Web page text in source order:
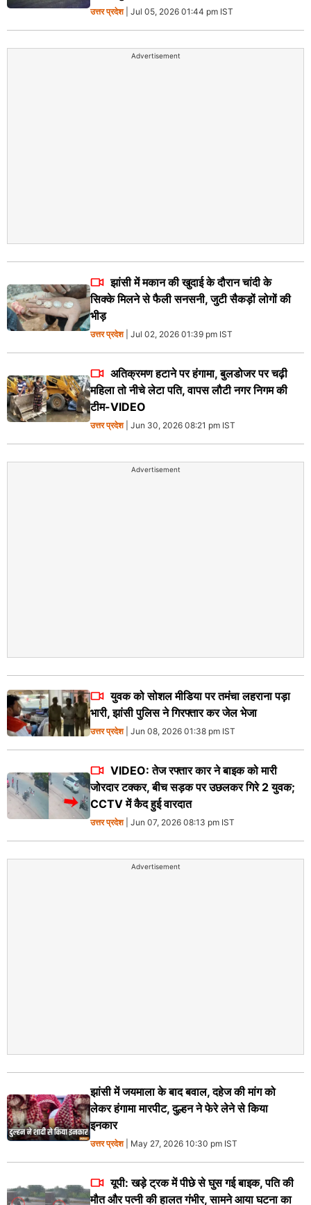
उत्तर प्रदेश| Jul 05, 2026 01:44 pm IST
Advertisement
झांसी में मकान की खुदाई के दौरान चांदी के
सिक्के मिलने से फैली सनसनी, जुटी सैकड़ों लोगों की
भीड़
उत्तर प्रदेश| Jul 02, 2026 01:39 pm IST
अतिक्रमण हटाने पर हंगामा, बुलडोजर पर चढ़ी
महिला तो नीचे लेटा पति, वापस लौटी नगर निगम की
टीम-VIDEO
उत्तर प्रदेश| Jun 30, 2026 08:21 pm IST
Advertisement
युवक को सोशल मीडिया पर तमंचा लहराना पड़ा
भारी, झांसी पुलिस ने गिरफ्तार कर जेल भेजा
उत्तर प्रदेश| Jun 08, 2026 01:38 pm IST
VIDEO: तेज रफ्तार कार ने बाइक को मारी
जोरदार टक्कर, बीच सड़क पर उछलकर गिरे 2 युवक;
CCTV में कैद हुई वारदात
उत्तर प्रदेश| Jun 07, 2026 08:13 pm IST
Advertisement
झांसी में जयमाला के बाद बवाल, दहेज की मांग को
लेकर हंगामा मारपीट, दुल्हन ने फेरे लेने से किया
इनकार
उत्तर प्रदेश| May 27, 2026 10:30 pm IST
यूपी: खड़े ट्रक में पीछे से घुस गई बाइक, पति की
मौत और पत्नी की हालत गंभीर, सामने आया घटना का